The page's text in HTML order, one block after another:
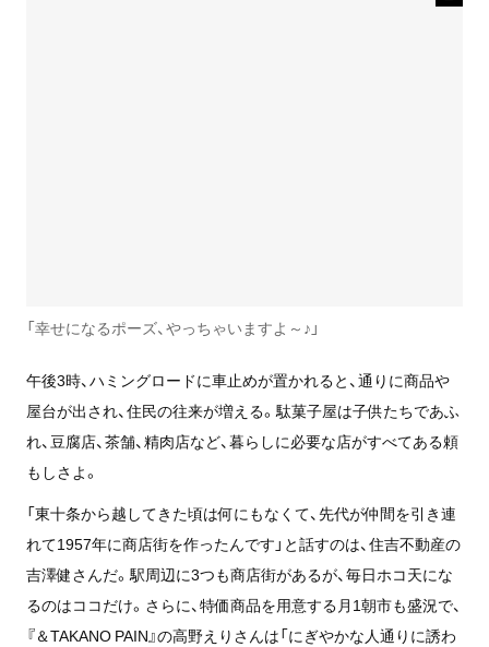
「幸せになるポーズ、やっちゃいますよ～♪」
午後3時、ハミングロードに車止めが置かれると、通りに商品や
屋台が出され、住民の往来が増える。駄菓子屋は子供たちであふ
れ、豆腐店、茶舗、精肉店など、暮らしに必要な店がすべてある頼
もしさよ。
「東十条から越してきた頃は何にもなくて、先代が仲間を引き連
れて1957年に商店街を作ったんです」と話すのは、住吉不動産の
吉澤健さんだ。駅周辺に3つも商店街があるが、毎日ホコ天にな
るのはココだけ。さらに、特価商品を用意する月1朝市も盛況で、
『＆TAKANO PAIN』の高野えりさんは「にぎやかな人通りに誘わ